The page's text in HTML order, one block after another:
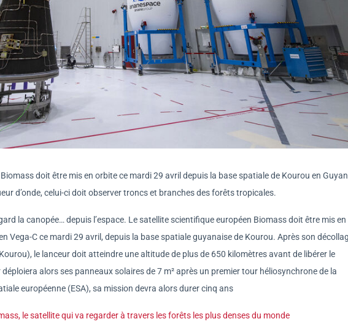
doit être mis en orbite ce mardi 29 avril depuis la base spatiale de Kourou en
d’onde, celui-ci doit observer troncs et branches des forêts tropicales.
la canopée… depuis l’espace. Le satellite scientifique européen Biomass doit être mis en
Vega-C ce mardi 29 avril, depuis la base spatiale guyanaise de Kourou. Après son
le lanceur doit atteindre une altitude de plus de 650 kilomètres avant de libérer le
alors ses panneaux solaires de 7 m² après un premier tour héliosynchrone de la
européenne (ESA), sa mission devra alors durer cinq ans
le satellite qui va regarder à travers les forêts les plus denses du monde